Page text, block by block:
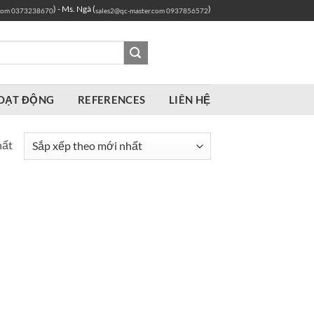
0373238670) - Ms. Ngà (sales2@qc-master.com0937856572)
ĐỘNG REFERENCES LIÊN HỆ